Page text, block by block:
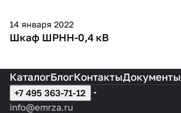
14 января 2022
Шкаф ШРНН-0,4 кВ
КаталогБлогКонтактыДокументы
+7 495 363-71-12
info@emrza.ru